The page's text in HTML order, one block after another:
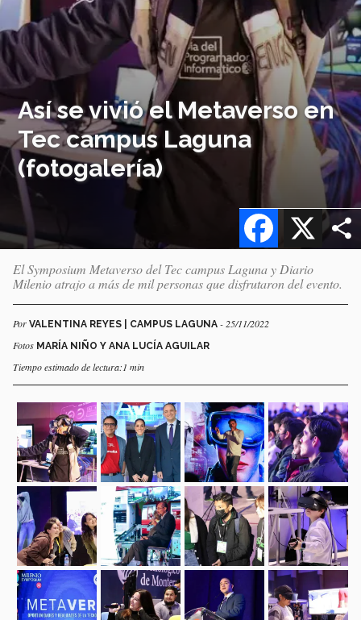
Así se vivió el Metaverso en
Tec campus Laguna
(fotogalería)
X
Facebook
El Symposium Metaverso del Tec campus Laguna y Diario
Milenio atrajo a más de mil personas que disfrutaron del evento.
Por VALENTINA REYES | CAMPUS LAGUNA - 25/11/2022
Fotos MARÍA NIÑO Y ANA LUCÍA AGUILAR
Tiempo estimado de lectura:1 min